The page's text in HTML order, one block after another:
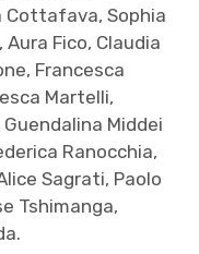
Cottafava, Sophia
Fico, Claudia
Francesca
Martelli,
Middei
Ranocchia,
Sagrati, Paolo
Tshimanga,